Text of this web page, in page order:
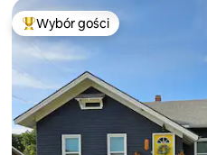
Najpopularniejsze z kategorii
Wybór gości